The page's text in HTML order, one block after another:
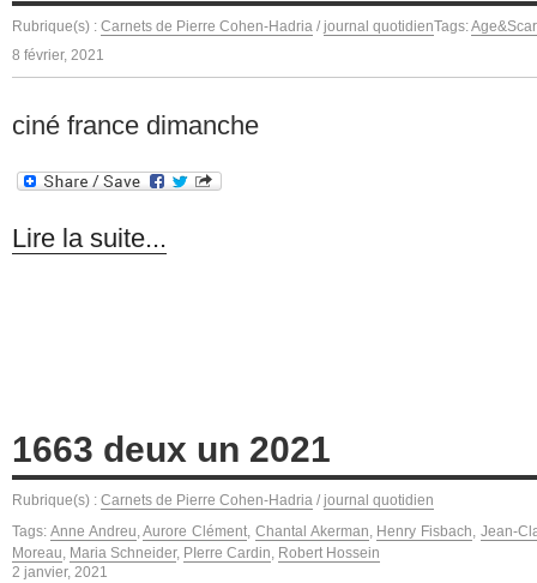
Rubrique(s) : Carnets de Pierre Cohen-Hadria / journal quotidienTags:
8 février, 2021
ciné france dimanche
Lire la suite...
1663 deux un 2021
Rubrique(s) : Carnets de Pierre Cohen-Hadria / journal quotidien
Tags: Anne Andreu,Aurore Clément, Chantal Akerman, Henry Fisbach,Jean-
Moreau, Maria Schneider, PIerre Cardin, Robert Hossein
2 janvier, 2021